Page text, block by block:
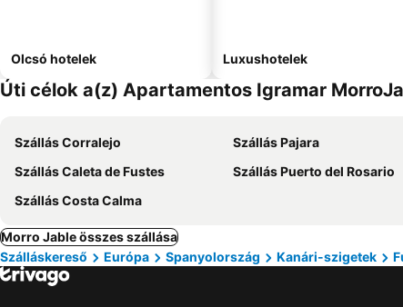
Olcsó hotelek Luxushotelek
Úti célok a(z) Apartamentos Igramar
Szállás Corralejo Szállás Pajara
Szállás Caleta de Fustes
Szállás Puerto del Rosario
Szállás Costa Calma
Morro Jable összes szállása
Szálláskereső
Európa Spanyolország Kanári-szigetek